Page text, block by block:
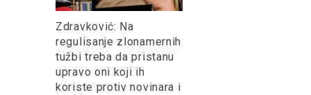
Zdravković: Na
regulisanje zlonamernih
tužbi treba da pristanu
upravo oni koji ih
koriste protiv novinara i